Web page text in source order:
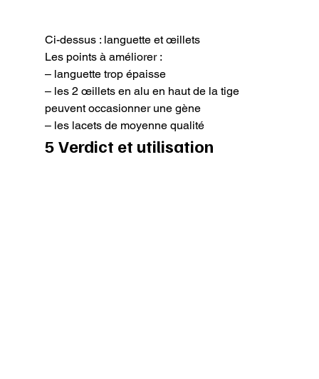
Ci-dessus : languette et œillets
Les points à améliorer :
– languette trop épaisse
– les 2 œillets en alu en haut de la tige
peuvent occasionner une gène
– les lacets de moyenne qualité
5 Verdict et utilisation